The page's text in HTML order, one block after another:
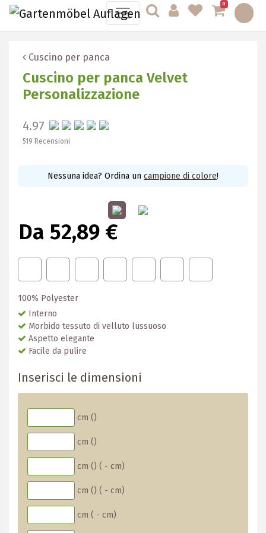
0
Cuscino per panca
Cuscino per panca Velvet
Personalizzazione
4.97
519 Recensioni
Nessuna idea? Ordina un campione di colore!
Da 52,89 €
100% Polyester
Interno
Morbido tessuto di velluto lussuoso
Aspetto elegante
Facile da pulire
Inserisci le dimensioni
cm ()
cm ()
cm () ( - cm)
cm () ( - cm)
cm ( - cm)